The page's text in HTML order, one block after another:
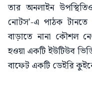
তার অনলাইন
নোটস’-এ পাঠক টানতে
বাড়াতে নানা কৌশল
হওয়া একটি ইউটিউব
বাফেট একটি ডেইরি